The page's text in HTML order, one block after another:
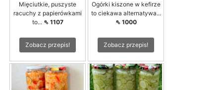
Mięciutkie, puszyste
racuchy z papierówkami
to... ⇖ 1107
Zobacz przepis!
Ogórki kiszone w kefirze
to ciekawa alternatywa...
⇖ 1000
Zobacz przepis!